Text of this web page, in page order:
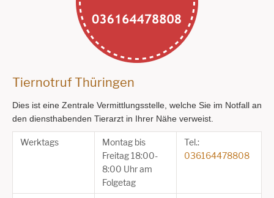
Tiernotruf Thüringen
Dies ist eine Zentrale Vermittlungsstelle, welche Sie im Notfall an
den diensthabenden Tierarzt in Ihrer Nähe verweist.
Werktags
Montag bis
Freitag 18:00-
8:00 Uhr am
Folgetag
Tel.:
036164478808